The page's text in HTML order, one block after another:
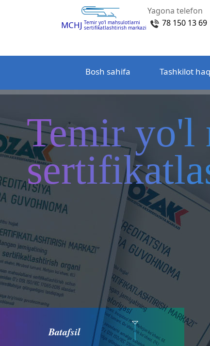
MCHJ Temir yo‘l mahsulotlarni
sertifikatlashtirish markazi
Yagona telefon
78 150 13 69
Bosh sahifa Tashkilot
Temir yo'l
Batafsil